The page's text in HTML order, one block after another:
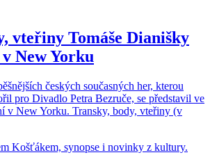
vteřiny Tomáše Dianišky
New Yorku
českých současných her, kterou
pro Divadlo Petra Bezruče, se představil ve
v New Yorku. Transky, body, vteřiny (v